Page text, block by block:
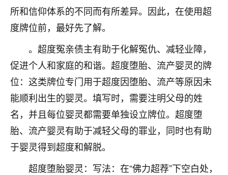
所和信仰体系的不同而有所差异。因此，在使用超
度牌位前，最好先了解。
。超度冤亲债主有助于化解冤仇、减轻业障，
促进个人和家庭的和谐。超度堕胎、流产婴灵的牌
位：这类牌位专门用于超度因堕胎、流产等原因未
能顺利出生的婴灵。填写时，需要注明父母的姓
名，并且每位婴灵都需要单独设立牌位。超度堕
胎、流产婴灵有助于减轻父母的罪业，同时也有助
于婴灵得到超度和解脱。
超度堕胎婴灵：写法：在“佛力超荐”下空白处，
了，老师说境随心转，现在深有体会了。
鹿森 ：是的，其实跟老师聊过之后，最大的感
触，首先就是心态会变好，万般皆是命，半点
不由人！
1天前 来自四川 9
金白水清
我也想找老师看看，有没有人给个联系方式的啊？
鹿森：慧来老师微信：gjsy0624
1天前 来自江西 12